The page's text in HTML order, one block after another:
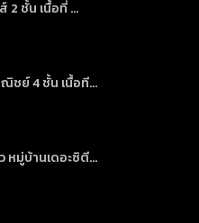
2 ชั้น เนื้อที่ ...
ณิชย์ 4 ชั้น เนื้อที...
หมู่บ้านเดอะซิตี...